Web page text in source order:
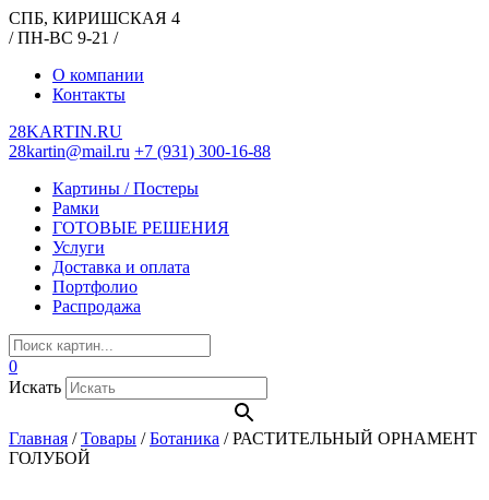
СПБ, КИРИШСКАЯ 4
/ ПН-ВС 9-21 /
О компании
Контакты
28KARTIN.RU
28kartin@mail.ru +7 (931) 300-16-88
Картины / Постеры
Рамки
ГОТОВЫЕ РЕШЕНИЯ
Услуги
Доставка и оплата
Портфолио
Распродажа
0
Искать
Главная /Товары /Ботаника /РАСТИТЕЛЬНЫЙ ОРНАМЕНТ
ГОЛУБОЙ